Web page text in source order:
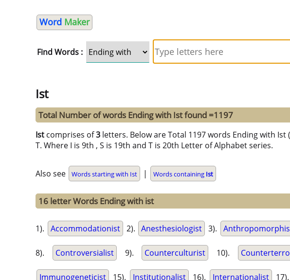
Word Maker
Find Words :
Ist
Total Number of words Ending with Ist found =1197
Ist comprises of3 letters. Below are Total 1197 words Ending with
T. Where I is 9th , S is 19th and T is 20th Letter of Alphabet series.
Also see Words starting with Ist | Words containing Ist
16 letter Words Ending with ist
1). Accommodationist 2). Anesthesiologist 3).
8). Controversialist 9). Counterculturist 10).
Immunogeneticist 15). Institutionalist 16). Internationalist 17).